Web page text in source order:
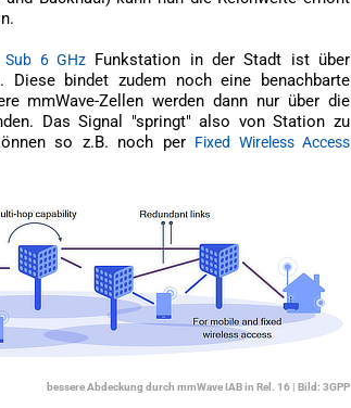
Sub 6 GHzFunkstation in der Stadt ist über
Diese bindet zudem noch eine benachbarte
mmWave-Zellen werden dann nur über die
Das Signal "springt" also von Station zu
so z.B. noch per Fixed Wireless Access
bessere Abdeckung durch mmWave IAB in Rel. 16 | Bild: 3GPP